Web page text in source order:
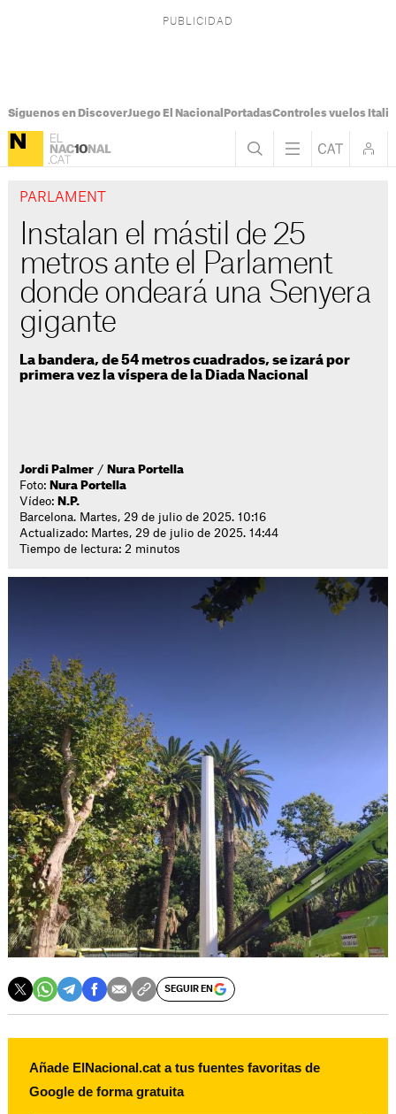
Síguenos en DiscoverJuego El Nacional PortadasControles vuelos Italia
PARLAMENT
Instalan el mástil de 25
metros ante el Parlament
donde ondeará una Senyera
gigante
La bandera, de 54 metros cuadrados, se izará por
primera vez la víspera de la Diada Nacional
Jordi Palmer / Nura Portella
Foto: Nura Portella
Vídeo: N.P.
Barcelona. Martes, 29 de julio de 2025. 10:16
Actualizado: Martes, 29 de julio de 2025. 14:44
Tiempo de lectura: 2 minutos
SEGUIR EN
Añade ElNacional.cat a tus fuentes favoritas de
Google de forma gratuita